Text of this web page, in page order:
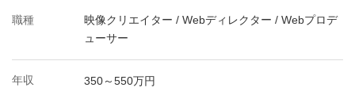
職種
映像クリエイター / Webディレクター / Webプロデ
ューサー
年収 350～550万円